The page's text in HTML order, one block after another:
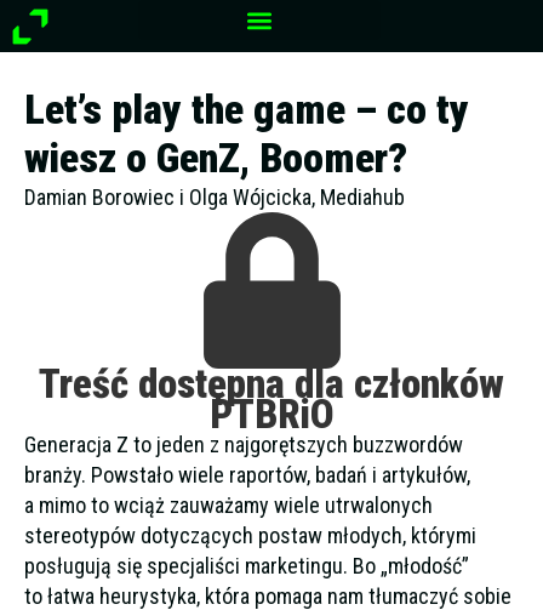
Przejdź
do
Let’s play the game – co ty
wiesz o GenZ, Boomer?
Damian Borowiec i Olga Wójcicka, Mediahub
Treść dostępna dla członków
PTBRiO
Generacja Z to jeden z najgorętszych buzzwordów
branży. Powstało wiele raportów, badań i artykułów,
a mimo to wciąż zauważamy wiele utrwalonych
stereotypów dotyczących postaw młodych, którymi
posługują się specjaliści marketingu. Bo „młodość”
to łatwa heurystyka, która pomaga nam tłumaczyć sobie